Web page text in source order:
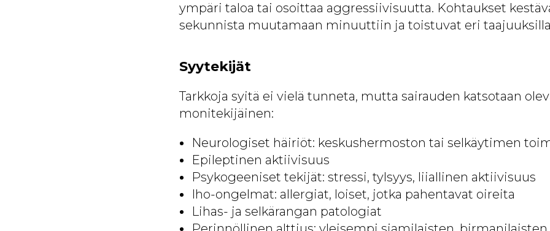
ympäri taloa tai osoittaa aggressiivisuutta. Kohtaukset
sekunnista muutamaan minuuttiin ja toistuvat eri
Syytekijät
Tarkkoja syitä ei vielä tunneta, mutta sairauden katsotaan
monitekijäinen:
Neurologiset häiriöt: keskushermoston tai selkäytimen
Epileptinen aktiivisuus
Psykogeeniset tekijät: stressi, tylsyys, liiallinen aktiivisuus
Iho-ongelmat: allergiat, loiset, jotka pahentavat oireita
Lihas- ja selkärangan patologiat